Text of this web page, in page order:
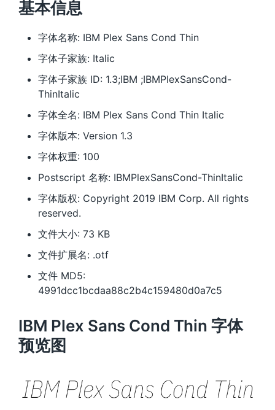
基本信息
字体名称: IBM Plex Sans Cond Thin
字体子家族: Italic
字体子家族 ID: 1.3;IBM ;IBMPlexSansCond-
ThinItalic
字体全名: IBM Plex Sans Cond Thin Italic
字体版本: Version 1.3
字体权重: 100
Postscript 名称: IBMPlexSansCond-ThinItalic
字体版权: Copyright 2019 IBM Corp. All rights
reserved.
文件大小: 73 KB
文件扩展名: .otf
文件 MD5:
4991dcc1bcdaa88c2b4c159480d0a7c5
IBM Plex Sans Cond Thin 字体
预览图